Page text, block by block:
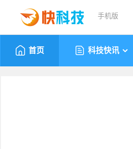
手机版
首页 科技快讯